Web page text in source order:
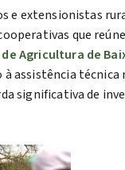
e extensionistas
que
Agricultura de
assistência
significativa de